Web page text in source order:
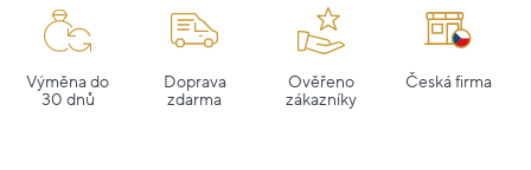
Výměna do
30 dnů
Doprava
zdarma
Ověřeno
zákazníky
Česká firma